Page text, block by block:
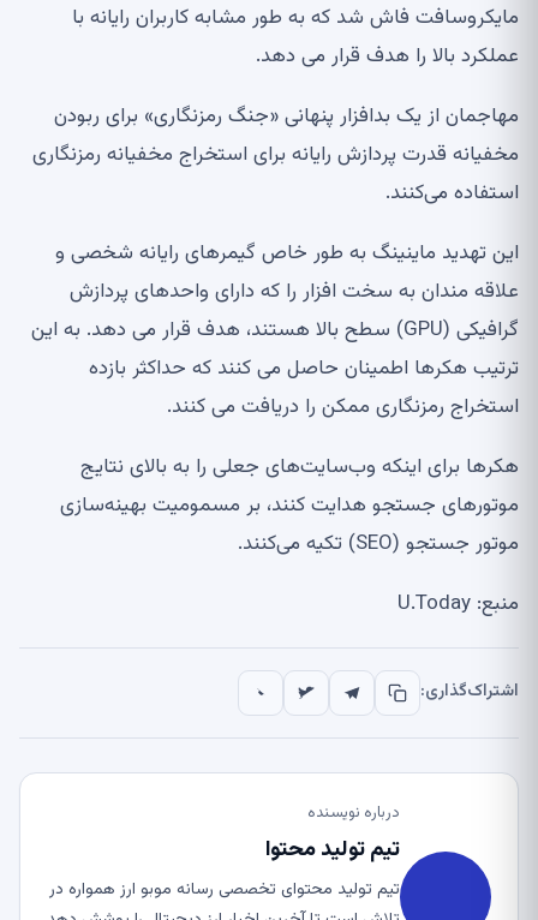
مایکروسافت فاش شد که به طور مشابه کاربران رایانه با
عملکرد بالا را هدف قرار می دهد.
مهاجمان از یک بدافزار پنهانی «جنگ رمزنگاری» برای ربودن
مخفیانه قدرت پردازش رایانه برای استخراج مخفیانه رمزنگاری
استفاده می‌کنند.
این تهدید ماینینگ به طور خاص گیمرهای رایانه شخصی و
علاقه مندان به سخت افزار را که دارای واحدهای پردازش
گرافیکی (GPU) سطح بالا هستند، هدف قرار می دهد. به این
ترتیب هکرها اطمینان حاصل می کنند که حداکثر بازده
استخراج رمزنگاری ممکن را دریافت می کنند.
هکرها برای اینکه وب‌سایت‌های جعلی را به بالای نتایج
موتورهای جستجو هدایت کنند، بر مسمومیت بهینه‌سازی
موتور جستجو (SEO) تکیه می‌کنند.
منبع: U.Today
اشتراک‌گذاری:
درباره نویسنده
تیم تولید محتوا
تیم تولید محتوای تخصصی رسانه موبو ارز همواره در